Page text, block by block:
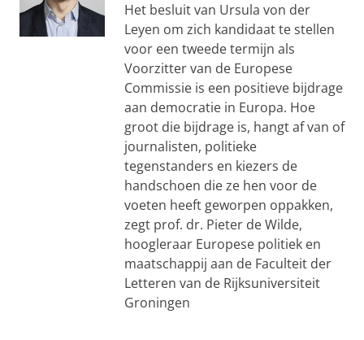
Het besluit van Ursula von der
Leyen om zich kandidaat te stellen
voor een tweede termijn als
Voorzitter van de Europese
Commissie is een positieve bijdrage
aan democratie in Europa. Hoe
groot die bijdrage is, hangt af van of
journalisten, politieke
tegenstanders en kiezers de
handschoen die ze hen voor de
voeten heeft geworpen oppakken,
zegt prof. dr. Pieter de Wilde,
hoogleraar Europese politiek en
maatschappij aan de Faculteit der
Letteren van de Rijksuniversiteit
Groningen